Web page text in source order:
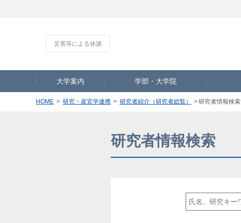
大学案内 学部・大学院
HOME 研究・産官学連携 研究者紹介（研究者総覧） 研究者情報検索
研究者情報検索